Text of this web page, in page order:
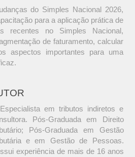
do Simples Nacional 2026,
para a aplicação prática de
recentes no Simples Nacional,
de faturamento, calcular
aspectos importantes para uma
em tributos indiretos e
Pós-Graduada em Direito
Pós-Graduada em Gestão
e em Gestão de Pessoas.
experiência de mais de 16 anos